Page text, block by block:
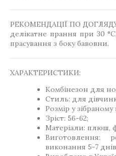
РЕКОМЕНДАЦІЇ ПО
делікатне прання при 30
прасування з боку бавовни.
ХАРАКТЕРИСТИКИ:
Комбінезон для
Стиль: для
Розмір у
Зріст: 56-62;
Матеріали: плюш,
Виготовлення:
виконання 5-7